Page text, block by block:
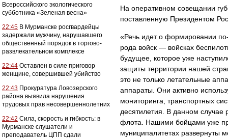
Всероссийского экологического
субботника «Зеленая весна»
22:45 В Мурманске росгвардейцы
задержали мужчину, нарушавшего
общественный порядок в торгово-
развлекательном комплексе
22:44 Оставлен в силе приговор
женщине, совершившей убийство
22:43 Прокуратура Ловозерского
района выявила нарушения
трудовых прав несовершеннолетних
22:42 Сила, скорость и гибкость: в
Мурманске слушатели и
преподаватель ЦПП сдали
На оперативном совещании
поставленную Президентом
«Речь идет о формировании
рода войск — войсках
будущее, которое уже
защиты территории нашей
это не только летательные
аппараты. Они активно
мониторинга, транспортных
десятилетия. В данном случае
флота. Нашими бойцами уже
муниципалитетах развернуты